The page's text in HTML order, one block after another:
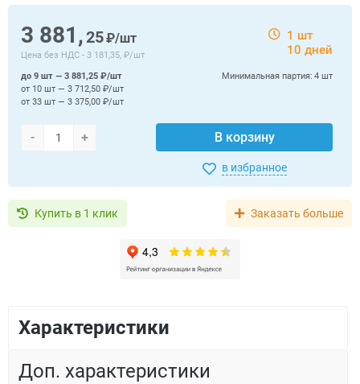
3 881,25₽/шт
Цена без НДС - 3 181,35, ₽/шт
1 шт
10 дней
- + В корзину
Минимальная партия: 4 шт
до 9 шт — 3 881,25 ₽/шт
от 10 шт — 3 712,50 ₽/шт
от 33 шт — 3 375,00 ₽/шт
в избранное
Купить в 1 клик Заказать больше
Характеристики
Доп. характеристики